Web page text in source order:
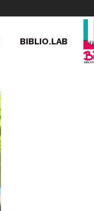
BIBLIO.LAB